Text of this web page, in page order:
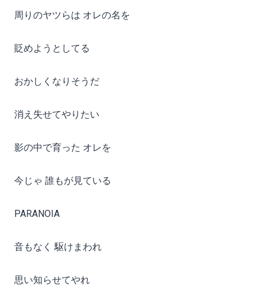
周りのヤツらは オレの名を
貶めようとしてる
おかしくなりそうだ
消え失せてやりたい
影の中で育った オレを
今じゃ 誰もが見ている
PARANOIA
音もなく 駆けまわれ
思い知らせてやれ